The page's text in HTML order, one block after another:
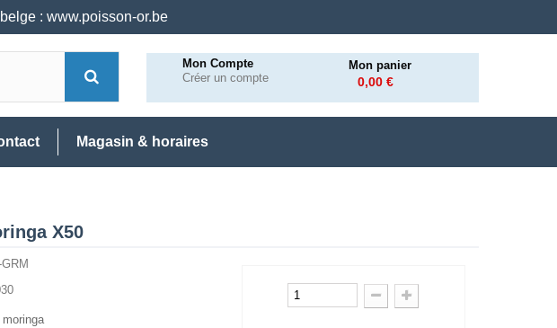
: www.poisson-or.be
Mon Compte
Créer un compte
Mon panier
0,00 €
Magasin & horaires
X50